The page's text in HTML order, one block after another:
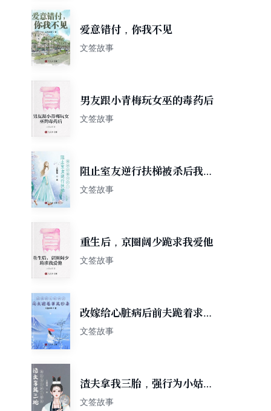
爱意错付，你我不见
文签故事
男友跟小青梅玩女巫的毒药后
文签故事
阻止室友逆行扶梯被杀后我不
拦了
文签故事
重生后，京圈阔少跪求我爱他
文签故事
改嫁给心脏病后前夫跪着求我
回来
文签故事
渣夫拿我三胎，强行为小姑子
续命
文签故事